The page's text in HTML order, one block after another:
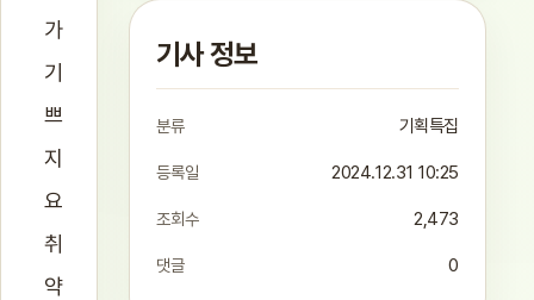
가
기
쁘
지
요
취
약
기사 정보
분류 기획특집
등록일 2024.12.31 10:25
조회수 2,473
댓글 0